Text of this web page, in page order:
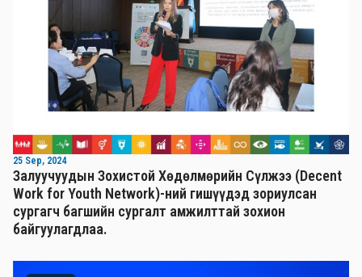
25 Sep, 2024
Залуучуудын Зохистой Хөдөлмөрийн Сүлжээ (Decent
Work for Youth Network)-ний гишүүдэд зориулсан
сургагч багшийн сургалт амжилттай зохион
байгуулагдлаа.